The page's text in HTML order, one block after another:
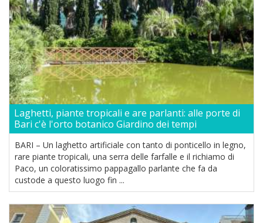
Laghetti, piante tropicali e are parlanti: alle porte di
Bari c'è l'orto botanico Giardino dei tempi
BARI – Un laghetto artificiale con tanto di ponticello in legno,
rare piante tropicali, una serra delle farfalle e il richiamo di
Paco, un coloratissimo pappagallo parlante che fa da
custode a questo luogo fin ...